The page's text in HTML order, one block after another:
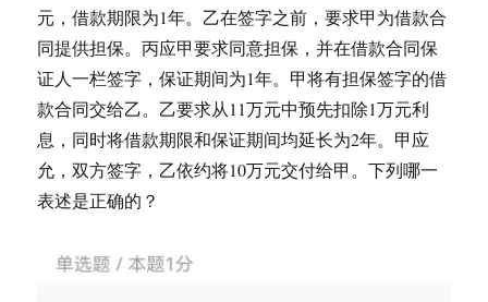
元，借款期限为1年。乙在签字之前，要求甲为借款合
同提供担保。丙应甲要求同意担保，并在借款合同保
证人一栏签字，保证期间为1年。甲将有担保签字的借
款合同交给乙。乙要求从11万元中预先扣除1万元利
息，同时将借款期限和保证期间均延长为2年。甲应
允，双方签字，乙依约将10万元交付给甲。下列哪一
表述是正确的？